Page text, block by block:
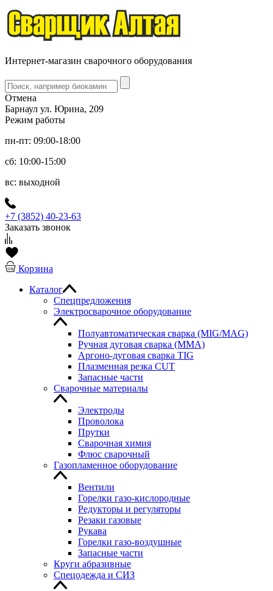
Интернет-магазин сварочного оборудования
Отмена
Барнаул ул. Юрина, 209
Режим работы
пн-пт: 09:00-18:00
сб: 10:00-15:00
вс: выходной
+7 (3852) 40-23-63
Заказать звонок
Корзина
Каталог
Спецпредложения
Электросварочное оборудование
Полуавтоматическая сварка (MIG/MAG)
Ручная дуговая сварка (MMA)
Аргоно-дуговая сварка TIG
Плазменная резка CUT
Запасные части
Сварочные материалы
Электроды
Проволока
Прутки
Сварочная химия
Флюс сварочный
Газопламенное оборудование
Вентили
Горелки газо-кислородные
Редукторы и регуляторы
Резаки газовые
Рукава
Горелки газо-воздушные
Запасные части
Круги абразивные
Спецодежда и СИЗ